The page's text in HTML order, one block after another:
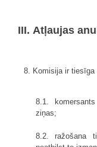
III. Atļaujas
8. Komisija ir tiesīga
8.1.
ziņas;
8.2. ražošana